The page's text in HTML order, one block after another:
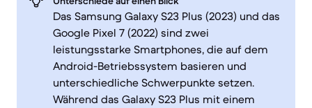
Das Samsung Galaxy S23 Plus (2023) und das
Google Pixel 7 (2022) sind zwei
leistungsstarke Smartphones, die auf dem
Android-Betriebssystem basieren und
unterschiedliche Schwerpunkte setzen.
Während das Galaxy S23 Plus mit einem